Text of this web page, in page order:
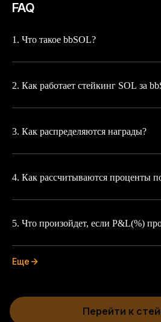
FAQ
1. Что такое bbSOL?
2. Как работает стейкинг SOL за
3. Как распределяются награды?
4. Как рассчитываются проценты
5. Что произойдет, если P&L(%)
Еще
Перейти к